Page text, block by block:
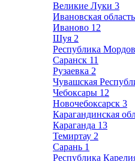
Великие Луки 3
Ивановская область
Иваново 12
Шуя 2
Республика
Саранск 11
Рузаевка 2
Чувашская
Чебоксары 12
Новочебоксарск 3
Карагандинская
Караганда 13
Темиртау 2
Сарань 1
Республика